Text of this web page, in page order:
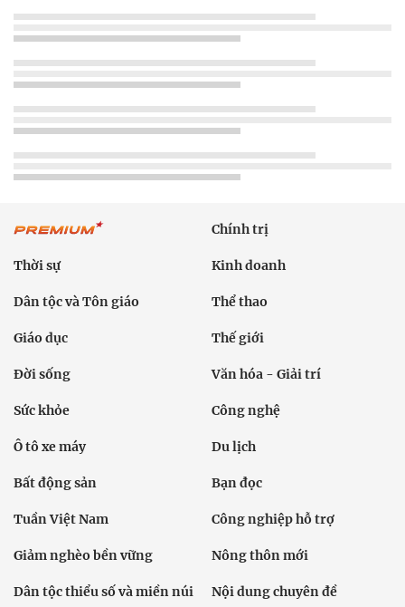
Chính trị
Thời sự Kinh doanh
Dân tộc và Tôn giáo Thể thao
Giáo dục Thế giới
Đời sống Văn hóa - Giải trí
Sức khỏe Công nghệ
Ô tô xe máy Du lịch
Bất động sản Bạn đọc
Tuần Việt Nam Công nghiệp hỗ trợ
Giảm nghèo bền vững Nông thôn mới
Dân tộc thiểu số và miền núi Nội dung chuyên đề